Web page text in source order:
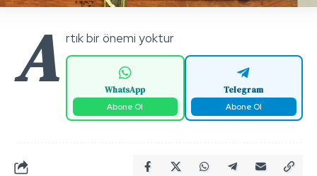
A rtık bir önemi yoktur
WhatsApp
Abone Ol
Telegram
Abone Ol